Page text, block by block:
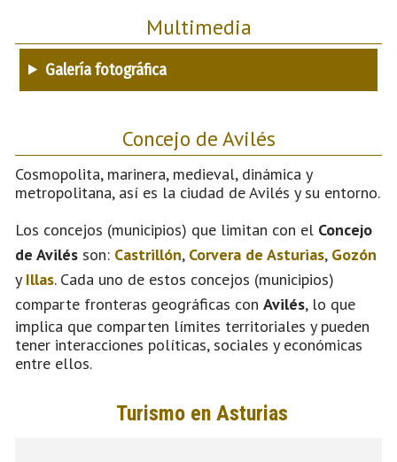
Multimedia
Galería fotográfica
Concejo de Avilés
Cosmopolita, marinera, medieval, dinámica y
metropolitana, así es la ciudad de Avilés y su entorno.
Los concejos (municipios) que limitan con el Concejo
de Avilés son: Castrillón, Corvera de Asturias, Gozón
y Illas. Cada uno de estos concejos (municipios)
comparte fronteras geográficas con Avilés, lo que
implica que comparten límites territoriales y pueden
tener interacciones políticas, sociales y económicas
entre ellos.